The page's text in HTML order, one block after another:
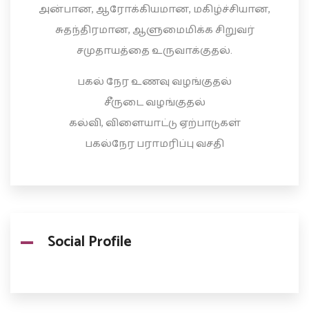
அன்பான, ஆரோக்கியமான, மகிழ்ச்சியான,
சுதந்திரமான, ஆளுமைமிக்க சிறுவர்
சமுதாயத்தை உருவாக்குதல்.
பகல் நேர உணவு வழங்குதல்
சீருடை வழங்குதல்
கல்வி, விளையாட்டு ஏற்பாடுகள்
பகல்நேர பராமரிப்பு வசதி
Social Profile